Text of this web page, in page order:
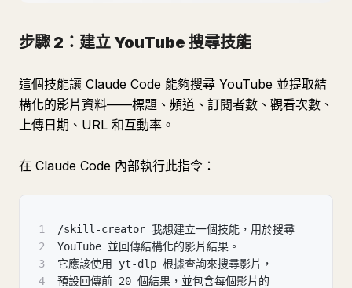
步驟 2：建立 YouTube 搜尋技能
這個技能讓 Claude Code 能夠搜尋 YouTube 並提取結
構化的影片資料——標題、頻道、訂閱者數、觀看次數、
上傳日期、URL 和互動率。
在 Claude Code 內部執行此指令：
1
/skill-creator 我想建立一個技能，用於搜尋
2
YouTube 並回傳結構化的影片結果。
3
它應該使用 yt-dlp 根據查詢來搜尋影片，
4
預設回傳前 20 個結果，並包含每個影片的